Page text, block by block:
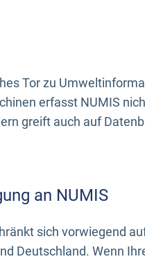
Tor zu
erfasst NUMIS
greift auch auf
an NUMIS
sich vorwiegend
Deutschland. Wenn